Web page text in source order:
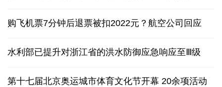
购飞机票7分钟后退票被扣2022元？航空公司回应
水利部已提升对浙江省的洪水防御应急响应至Ⅲ级
第十七届北京奥运城市体育文化节开幕 20余项活动